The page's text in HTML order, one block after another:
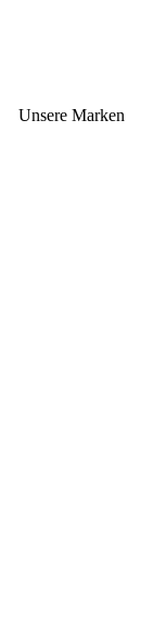
Unsere Marken